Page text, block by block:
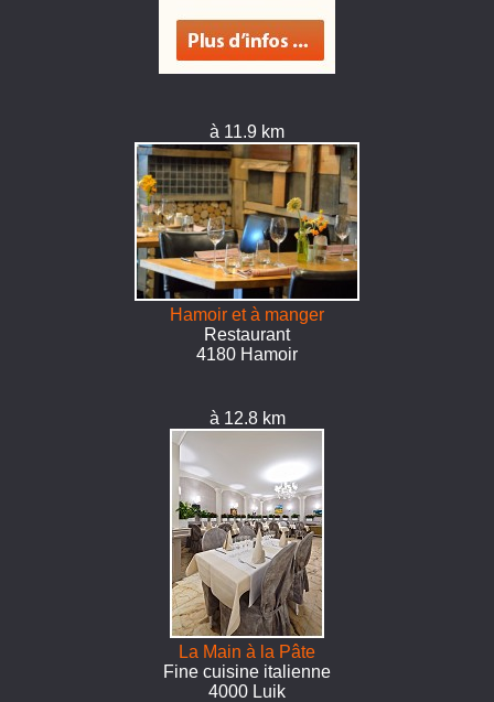
à 11.9 km
Hamoir et à manger
Restaurant
4180 Hamoir
à 12.8 km
La Main à la Pâte
Fine cuisine italienne
4000 Luik